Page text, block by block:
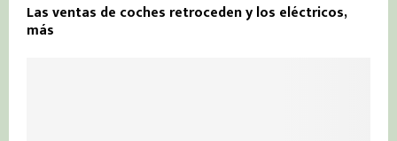
Las ventas de coches retroceden y los eléctricos,
más